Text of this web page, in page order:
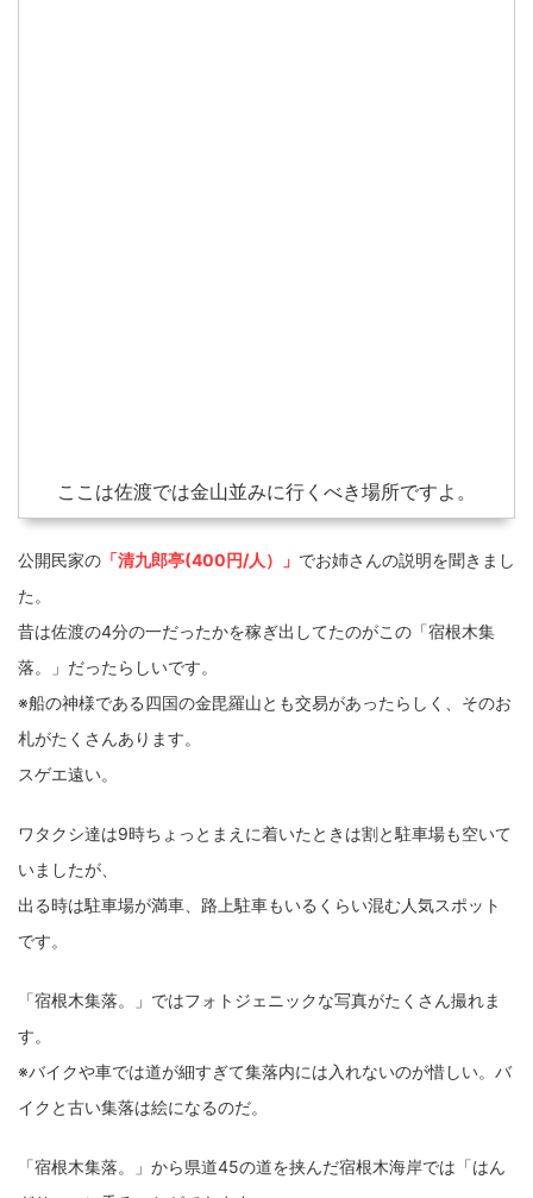
ここは佐渡では金山並みに行くべき場所ですよ。
公開民家の 「清九郎亭(400円/人）」 でお姉さんの説明を聞きまし
た。
昔は佐渡の4分の一だったかを稼ぎ出してたのがこの「宿根木集
落。」だったらしいです。
※船の神様である四国の金毘羅山とも交易があったらしく、そのお
札がたくさんあります。
スゲエ遠い。
ワタクシ達は9時ちょっとまえに着いたときは割と駐車場も空いて
いましたが、
出る時は駐車場が満車、路上駐車もいるくらい混む人気スポット
です。
「宿根木集落。」ではフォトジェニックな写真がたくさん撮れま
す。
※バイクや車では道が細すぎて集落内には入れないのが惜しい。バ
イクと古い集落は絵になるのだ。
「宿根木集落。」から県道45の道を挟んだ宿根木海岸では「はん